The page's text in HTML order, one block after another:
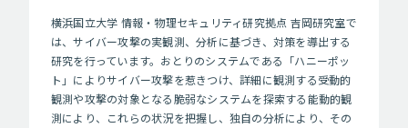
横浜国立大学 情報・物理セキュリティ研究拠点 吉岡研究室で
は、サイバー攻撃の実観測、分析に基づき、対策を導出する
研究を行っています。おとりのシステムである「ハニーポッ
ト」によりサイバー攻撃を惹きつけ、詳細に観測する受動的
観測や攻撃の対象となる脆弱なシステムを探索する能動的観
測により、これらの状況を把握し、独自の分析により、その